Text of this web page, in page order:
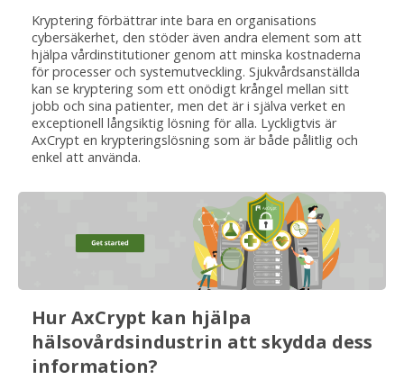
Kryptering förbättrar inte bara en organisations
cybersäkerhet, den stöder även andra element som att
hjälpa vårdinstitutioner genom att minska kostnaderna
för processer och systemutveckling. Sjukvårdsanställda
kan se kryptering som ett onödigt krångel mellan sitt
jobb och sina patienter, men det är i själva verket en
exceptionell långsiktig lösning för alla. Lyckligtvis är
AxCrypt en krypteringslösning som är både pålitlig och
enkel att använda.
Hur AxCrypt kan hjälpa
hälsovårdsindustrin att skydda dess
information?